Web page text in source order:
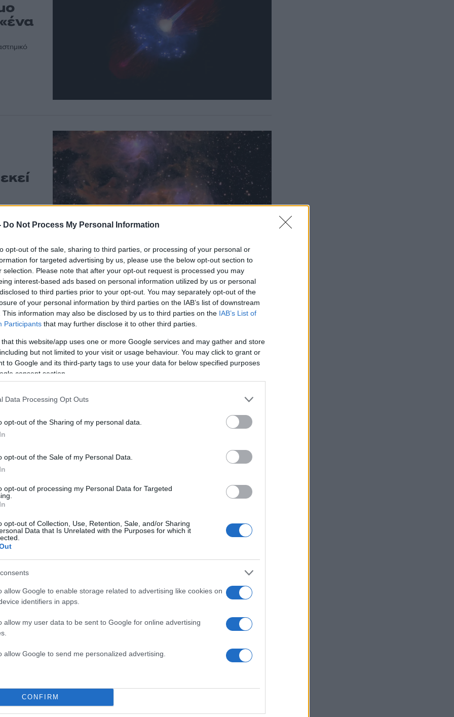
Do Not Process My Personal Information
opt-out of the sale, sharing to third parties, or processing of your personal or
for targeted advertising by us, please use the below opt-out section to
selection. Please note that after your opt-out request is processed you may
interest-based ads based on personal information utilized by us or personal
to third parties prior to your opt-out. You may separately opt-out of the
of your personal information by third parties on the IAB’s list of downstream
This information may also be disclosed by us to third parties on the IAB’s List of
Participants that may further disclose it to other third parties.
that this website/app uses one or more Google services and may gather and store
but not limited to your visit or usage behaviour. You may click to grant or
to Google and its third-party tags to use your data for below specified purposes
consent section.
Data Processing Opt Outs
opt-out of the Sharing of my personal data.
opt-out of the Sale of my Personal Data.
opt-out of processing my Personal Data for Targeted
opt-out of Collection, Use, Retention, Sale, and/or Sharing
Data that Is Unrelated with the Purposes for which it
allow Google to enable storage related to advertising like cookies on
identifiers in apps.
allow my user data to be sent to Google for online advertising
allow Google to send me personalized advertising.
CONFIRM
είναι άκρως
οι
εντόπισαν
14:2806.06.23
Το James Webb φωτίζει το
αρχέγονο σύμπαν -
«Αιχμαλώτισε» οργανικά
από τη Γη
Το τηλεσκόπιο James Webb ανίχνευσε οργανικά μόρια που
απέχουν 12 δισ. έτη φωτός από τον πλανήτη μας! Η νέα